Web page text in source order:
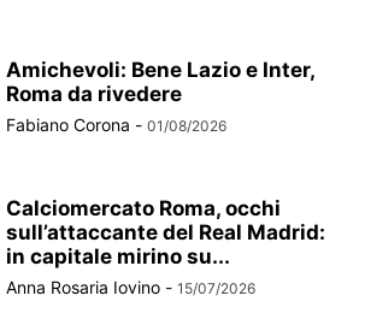
Amichevoli: Bene Lazio e Inter,
Roma da rivedere
Fabiano Corona - 01/08/2026
Calciomercato Roma, occhi
sull’attaccante del Real Madrid:
in capitale mirino su...
Anna Rosaria Iovino - 15/07/2026